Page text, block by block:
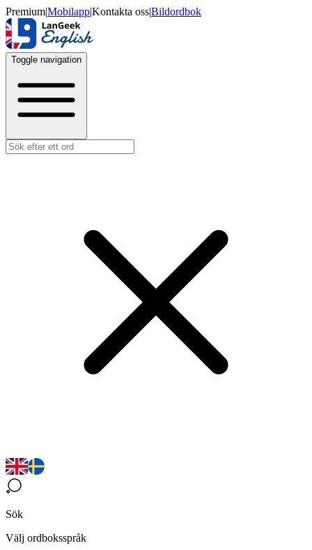
Premium|Mobilapp|Kontakta oss|Bildordbok
Toggle navigation
Sök
Välj ordboksspråk